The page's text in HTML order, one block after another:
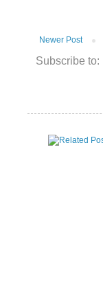
Newer Post
Subscribe to: